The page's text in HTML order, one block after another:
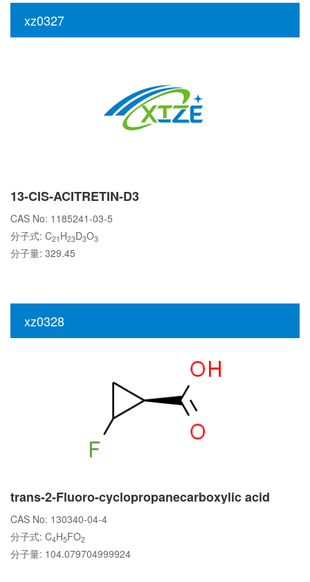
xz0327
13-CIS-ACITRETIN-D3
CAS No: 1185241-03-5
分子式: C21 H23D3O3
分子量: 329.45
xz0328
trans-2-Fluoro-cyclopropanecarboxylic acid
CAS No: 130340-04-4
分子式: C4H5FO2
分子量: 104.079704999924